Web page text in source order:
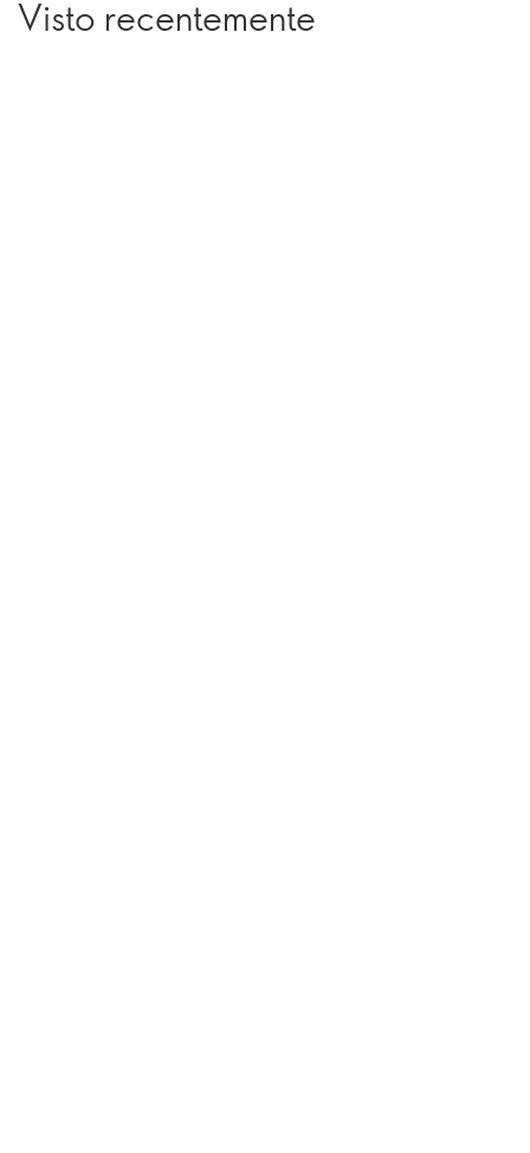
Visto recentemente